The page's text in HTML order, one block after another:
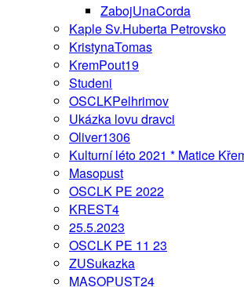
ZabojUnaCorda
Kaple Sv.Huberta Petrovsko
KristynaTomas
KremPout19
Studeni
OSCLKPelhrimov
Ukázka lovu dravci
Oliver1306
Kulturní léto 2021 * Matice
Masopust
OSCLK PE 2022
KREST4
25.5.2023
OSCLK PE 11 23
ZUSukazka
MASOPUST24